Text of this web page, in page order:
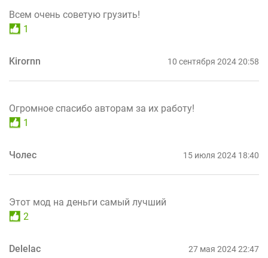
Всем очень советую грузить!
1
Kirornn 10 сентября 2024 20:58
Огромное спасибо авторам за их работу!
1
Чолес 15 июля 2024 18:40
Этот мод на деньги самый лучший
2
Delelac 27 мая 2024 22:47